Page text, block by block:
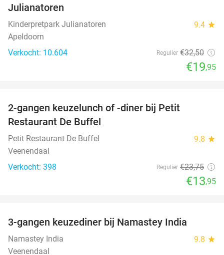
Julianatoren
Kinderpretpark Julianatoren 9.4 star
Apeldoorn
Verkocht: 10.604
Regulier €32,50
€19,95
2-gangen keuzelunch of -diner bij Petit
Restaurant De Buffel
Petit Restaurant De Buffel 9.8 star
Veenendaal
Verkocht: 398
Regulier €23,75
€13,95
3-gangen keuzediner bij Namastey India
Namastey India 9.8 star
Veenendaal